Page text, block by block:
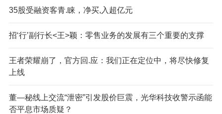
35股受融资客青.睐，净买,入超亿元
招‘行’副行长<王>颖：零售业务的发展有三个重要的支撑
王者荣耀崩了，官方回.应：我们正在定位中，将尽快修复
上线
董—秘线上交流“泄密”引发股价巨震，光华科技收警示函能
否平息市场质疑？